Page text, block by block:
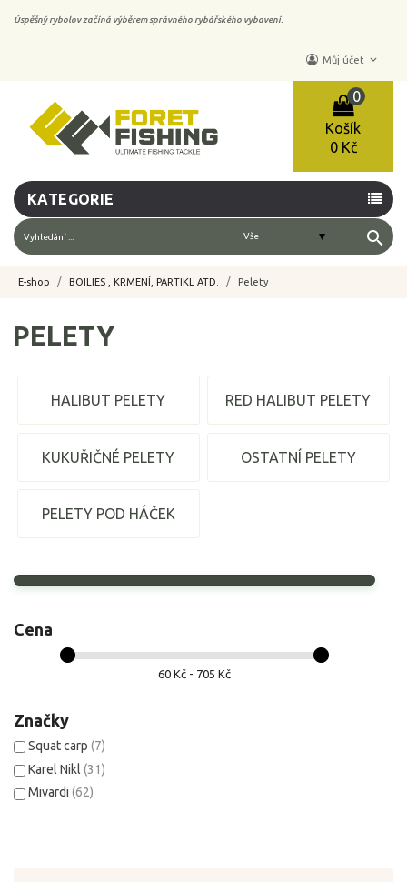
Úspěšný rybolov začíná výběrem správného rybářského vybavení.
Můj účet keyboard_arrow_down
Košík
0
0 Kč
KATEGORIE
search
E-shop BOILIES , KRMENÍ, PARTIKL ATD. Pelety
PELETY
HALIBUT PELETY RED HALIBUT PELETY
KUKUŘIČNÉ PELETY OSTATNÍ PELETY
PELETY POD HÁČEK
Cena
60 Kč - 705 Kč
Značky
Squat carp (7)
Karel Nikl (31)
Mivardi (62)